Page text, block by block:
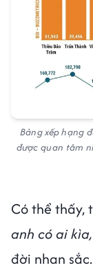
Bảng xếp hạng
được quan tâm
Có thể thấy,
anh có ai kìa,
đời nhan sắc.